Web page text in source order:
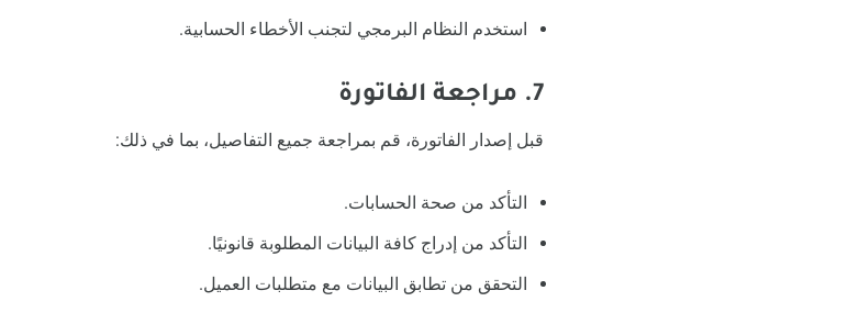
استخدم النظام البرمجي لتجنب الأخطاء الحسابية.
7. مراجعة الفاتورة
قبل إصدار الفاتورة، قم بمراجعة جميع التفاصيل، بما في ذلك:
التأكد من صحة الحسابات.
التأكد من إدراج كافة البيانات المطلوبة قانونيًا.
التحقق من تطابق البيانات مع متطلبات العميل.